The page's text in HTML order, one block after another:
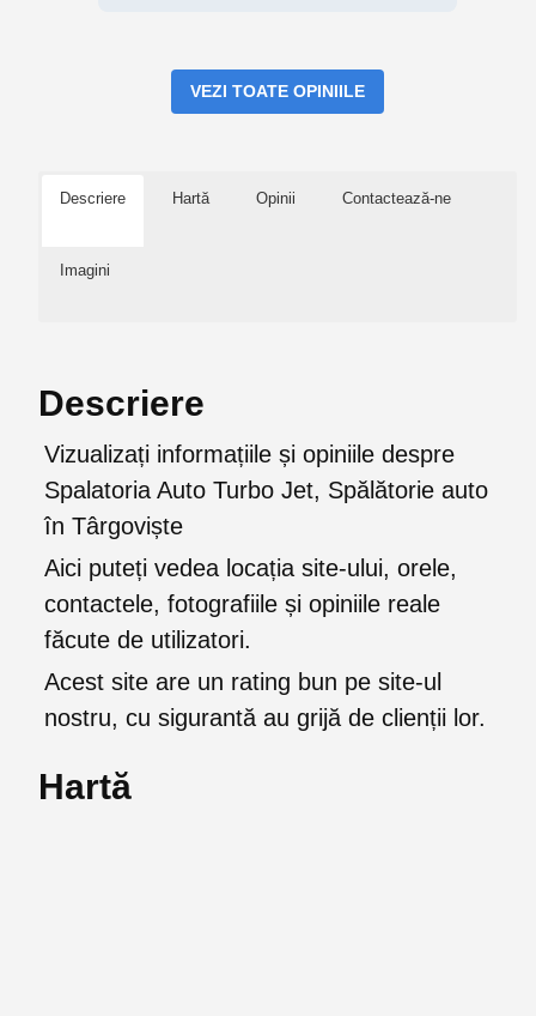
VEZI TOATE OPINIILE
Descriere Hartă Opinii Contactează-ne
Imagini
Descriere
Vizualizați informațiile și opiniile despre
Spalatoria Auto Turbo Jet, Spălătorie auto
în Târgoviște
Aici puteți vedea locația site-ului, orele,
contactele, fotografiile și opiniile reale
făcute de utilizatori.
Acest site are un rating bun pe site-ul
nostru, cu sigurantă au grijă de clienții lor.
Hartă